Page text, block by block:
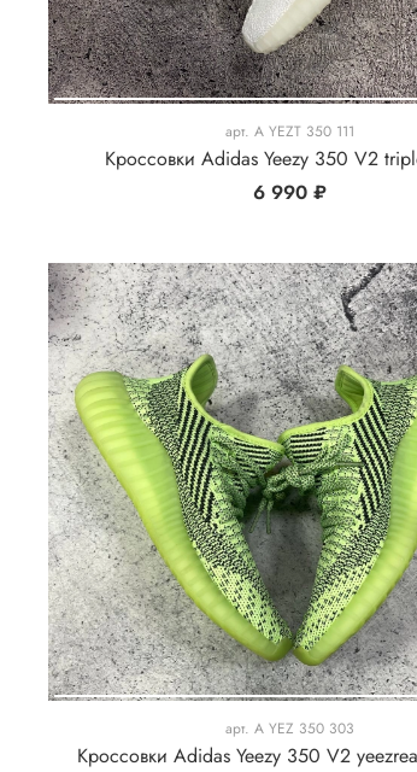
арт. A YEZT 350 111
Кроссовки Adidas Yeezy 350 V2
6 990 ₽
арт. A YEZ 350 303
Кроссовки Adidas Yeezy 350 V2